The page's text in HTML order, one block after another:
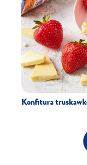
Konfitura